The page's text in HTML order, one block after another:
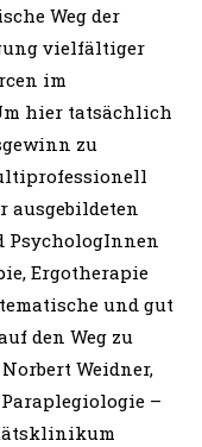
Weg der
vielfältiger
im
hier tatsächlich
zu
ausgebildeten
PsychologInnen
Ergotherapie
und gut
den Weg zu
Weidner,
–